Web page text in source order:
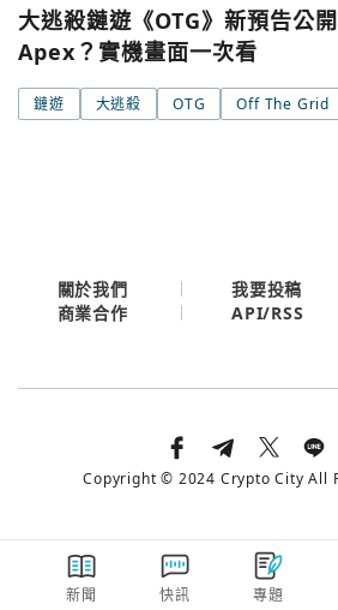
大逃殺鏈遊《OTG》新預告公
Apex？實機畫面一次看
鏈遊 大逃殺 OTG Off The Grid
新聞 快訊 專題
關於我們 我要投稿
商業合作
API/RSS
Copyright © 2024 Crypto City All